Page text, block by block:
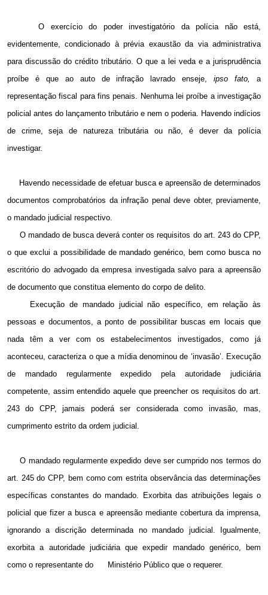
O exercício do poder investigatório da polícia não está,
evidentemente, condicionado à prévia exaustão da via administrativa
para discussão do crédito tributário. O que a lei veda e a jurisprudência
proíbe é que ao auto de infração lavrado enseje,ipso fato,a
representação fiscal para fins penais. Nenhuma lei proíbe a investigação
policial antes do lançamento tributário e nem o poderia. Havendo indícios
de crime, seja de natureza tributária ou não, é dever da polícia
investigar.
Havendo necessidade de efetuar busca e apreensão de determinados
documentos comprobatórios da infração penal deve obter, previamente,
o mandado judicial respectivo.
O mandado de busca deverá conter os requisitos do art. 243 do CPP,
o que exclui a possibilidade de mandado genérico, bem como busca no
escritório do advogado da empresa investigada salvo para a apreensão
de documento que constitua elemento do corpo de delito.
Execução de mandado judicial não específico, em relação às
pessoas e documentos, a ponto de possibilitar buscas em locais que
nada têm a ver com os estabelecimentos investigados, como já
aconteceu, caracteriza o que a mídia denominou de ‘invasão’. Execução
de mandado regularmente expedido pela autoridade judiciária
competente, assim entendido aquele que preencher os requisitos do art.
243 do CPP, jamais poderá ser considerada como invasão, mas,
cumprimento estrito da ordem judicial.
O mandado regularmente expedido deve ser cumprido nos termos do
art. 245 do CPP, bem como com estrita observância das determinações
específicas constantes do mandado. Exorbita das atribuições legais o
policial que fizer a busca e apreensão mediante cobertura da imprensa,
ignorando a discrição determinada no mandado judicial. Igualmente,
exorbita a autoridade judiciária que expedir mandado genérico, bem
como o representante do Ministério Público que o requerer.